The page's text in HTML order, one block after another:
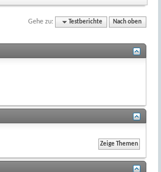
Gehe zu: Testberichte Nach oben